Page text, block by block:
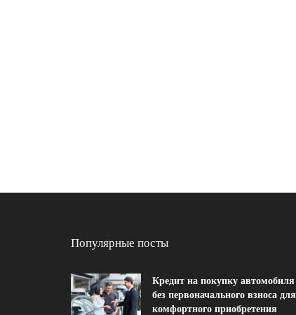
Популярные посты
Кредит на покупку автомобиля
без первоначального взноса для
комфортного приобретения